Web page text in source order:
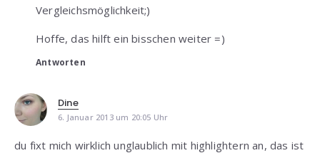
Vergleichsmöglichkeit;)
Hoffe, das hilft ein bisschen weiter =)
Antworten
Dine
6. Januar 2013 um 20:05 Uhr
du fixt mich wirklich unglaublich mit highlightern an, das ist